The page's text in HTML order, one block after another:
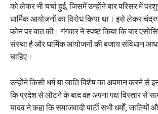
को लेकर भी चर्चा हुई, जिसमें उन्होंने बार परिसर में
धार्मिक आयोजनों का विरोध किया था। इसे लेकर
फोन पर बात की। गंगवार ने स्पष्ट किया कि बार
संस्था है और धार्मिक आयोजनों की बजाय संविधान
चाहिए।
उन्होंने किसी धर्म या जाति विशेष का अपमान करने से
कि प्रदेश से लौटने के बाद वह अपना पक्ष विस्तार से
यादव ने कहा कि समाजवादी पार्टी सभी धर्मों, जातियों